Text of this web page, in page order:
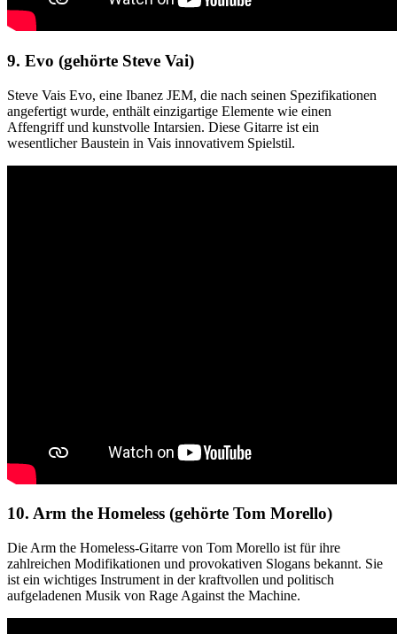
9. Evo (gehörte Steve Vai)
Steve Vais Evo, eine Ibanez JEM, die nach seinen Spezifikationen
angefertigt wurde, enthält einzigartige Elemente wie einen
Affengriff und kunstvolle Intarsien. Diese Gitarre ist ein
wesentlicher Baustein in Vais innovativem Spielstil.
10. Arm the Homeless (gehörte Tom Morello)
Die Arm the Homeless-Gitarre von Tom Morello ist für ihre
zahlreichen Modifikationen und provokativen Slogans bekannt. Sie
ist ein wichtiges Instrument in der kraftvollen und politisch
aufgeladenen Musik von Rage Against the Machine.